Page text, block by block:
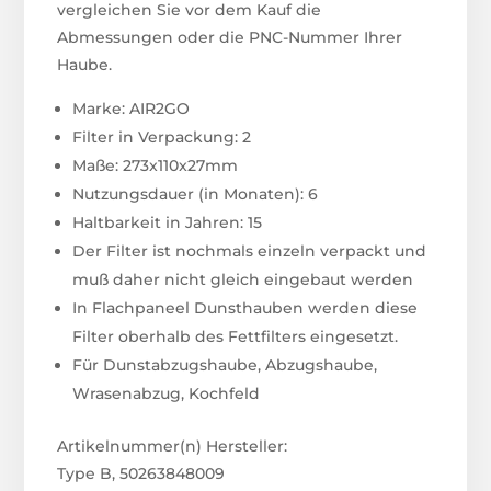
vergleichen Sie vor dem Kauf die
Abmessungen oder die PNC-Nummer Ihrer
Haube.
Marke: AIR2GO
Filter in Verpackung: 2
Maße: 273x110x27mm
Nutzungsdauer (in Monaten): 6
Haltbarkeit in Jahren: 15
Der Filter ist nochmals einzeln verpackt und
muß daher nicht gleich eingebaut werden
In Flachpaneel Dunsthauben werden diese
Filter oberhalb des Fettfilters eingesetzt.
Für Dunstabzugshaube, Abzugshaube,
Wrasenabzug, Kochfeld
Artikelnummer(n) Hersteller:
Type B, 50263848009